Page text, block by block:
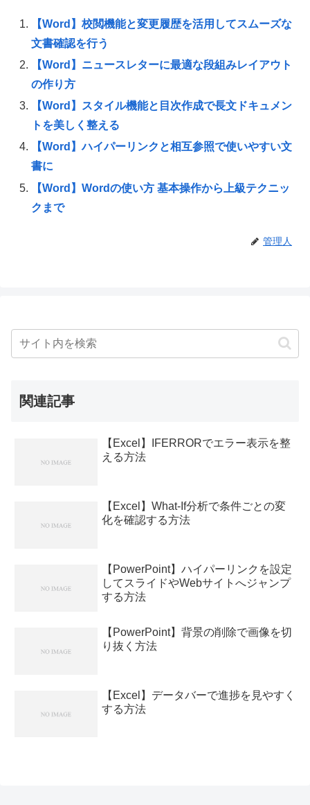
【Word】校閲機能と変更履歴を活用してスムーズな
文書確認を行う
【Word】ニュースレターに最適な段組みレイアウト
の作り方
【Word】スタイル機能と目次作成で長文ドキュメン
トを美しく整える
【Word】ハイパーリンクと相互参照で使いやすい文
書に
【Word】Wordの使い方 基本操作から上級テクニッ
クまで
管理人
関連記事
【Excel】IFERRORでエラー表示を整
える方法
【Excel】What-If分析で条件ごとの変
化を確認する方法
【PowerPoint】ハイパーリンクを設定
してスライドやWebサイトへジャンプ
する方法
【PowerPoint】背景の削除で画像を切
り抜く方法
【Excel】データバーで進捗を見やすく
する方法